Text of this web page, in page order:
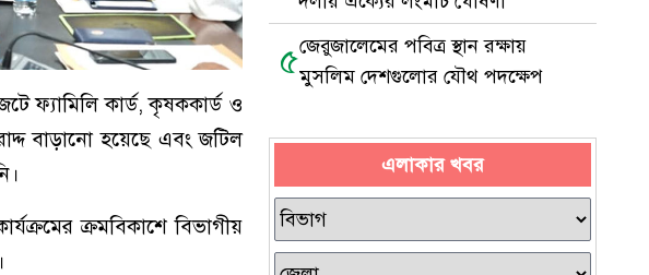
ফ্যামিলি কার্ড, কৃষককার্ড ও
বাড়ানো হয়েছে এবং জটিল
ক্রমবিকাশে বিভাগীয়
৫জেরুজালেমের পবিত্র স্থান রক্ষায়
মুসলিম দেশগুলোর যৌথ পদক্ষেপ
এলাকার খবর